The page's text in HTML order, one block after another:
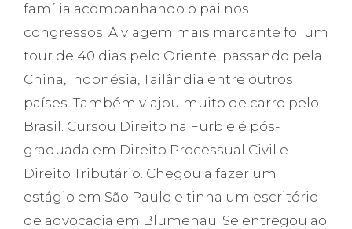
família acompanhando o pai nos
congressos. A viagem mais marcante foi um
tour de 40 dias pelo Oriente, passando pela
China, Indonésia, Tailândia entre outros
países. Também viajou muito de carro pelo
Brasil. Cursou Direito na Furb e é pós-
graduada em Direito Processual Civil e
Direito Tributário. Chegou a fazer um
estágio em São Paulo e tinha um escritório
de advocacia em Blumenau. Se entregou ao